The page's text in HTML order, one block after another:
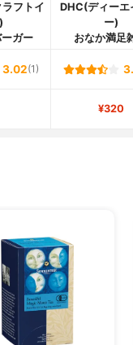
フトイ
ガー
DHC(ディーエ
ー)
おなか満足
3.02(1)
¥320